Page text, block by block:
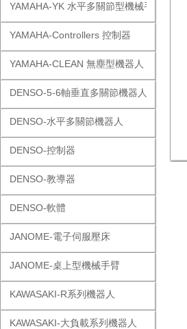
YAMAHA-YK 水平多關節型機械手
YAMAHA-Controllers 控制器
YAMAHA-CLEAN 無塵型機器人
DENSO-5-6軸垂直多關節機器人
DENSO-水平多關節機器人
DENSO-控制器
DENSO-教導器
DENSO-軟體
JANOME-電子伺服壓床
JANOME-桌上型機械手臂
KAWASAKI-R系列機器人
KAWASAKI-大負載系列機器人